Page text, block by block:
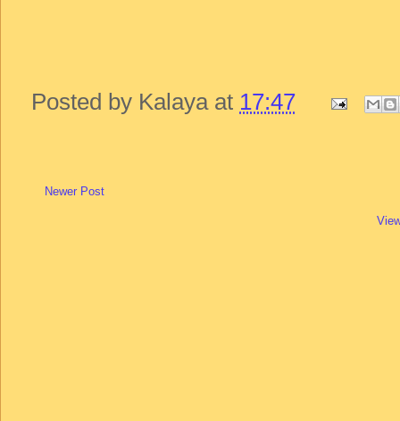
Posted by Kalaya at 17:47
Newer Post